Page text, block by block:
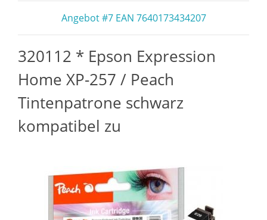
Angebot #7 EAN 7640173434207
320112 * Epson Expression
Home XP-257 / Peach
Tintenpatrone schwarz
kompatibel zu